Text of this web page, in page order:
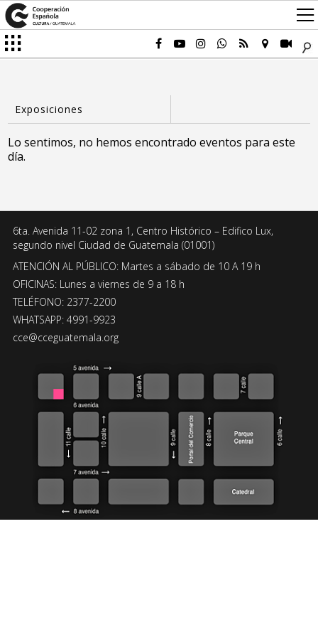
Lo sentimos, no hemos encontrado eventos para este
día.
6ta. Avenida 11-02 zona 1, Centro Histórico – Edifico Lux,
segundo nivel Ciudad de Guatemala (01001)
ATENCIÓN AL PÚBLICO: Martes a sábado de 10 A 19 h
OFICINAS: Lunes a viernes de 9 a 18 h
TELÉFONO: 2377-2200
WHATSAPP: 4991-9923
cce@cceguatemala.org